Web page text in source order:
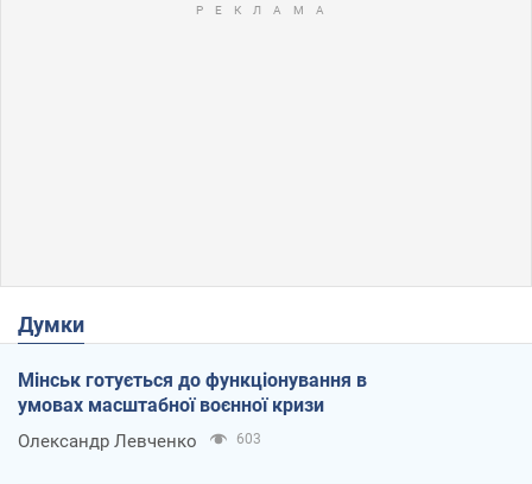
Думки
Мінськ готується до функціонування в
умовах масштабної воєнної кризи
Олександр Левченко 603